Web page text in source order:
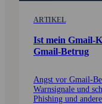
ARTIKEL
Ist mein Gmail-
Gmail-Betrug
Angst vor Gmail-
Warnsignale und
Phishing und